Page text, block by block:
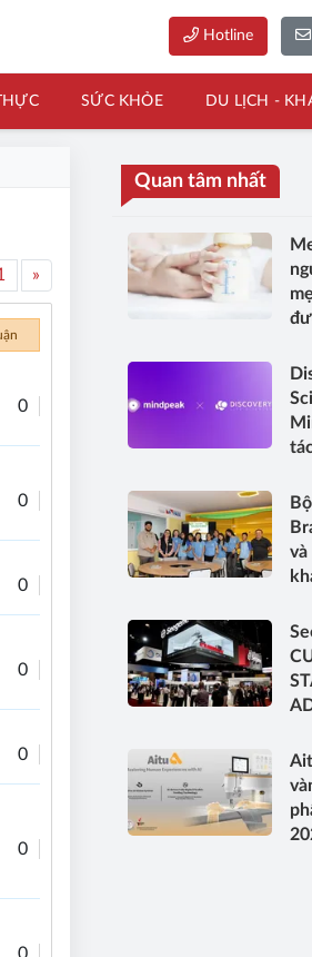
Hotline
SỨC KHỎE DU LỊCH -
»
0
0
0
0
0
0
Quan tâm nhất
và
tại